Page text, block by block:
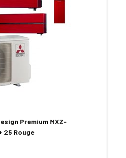
Premium MXZ-
25 Rouge